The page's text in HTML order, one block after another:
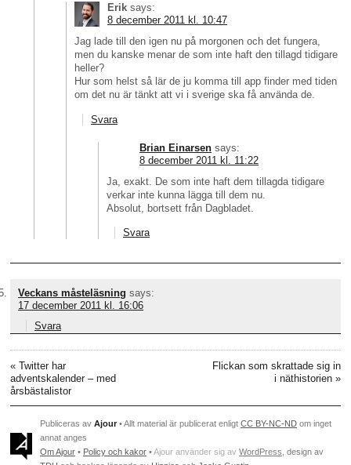
Erik says:
8 december 2011 kl. 10:47
Jag lade till den igen nu på morgonen och det fungera,
men du kanske menar de som inte haft den tillagd tidigare
heller?
Hur som helst så lär de ju komma till app finder med tiden
om det nu är tänkt att vi i sverige ska få använda de.
Svara
Brian Einarsen says:
8 december 2011 kl. 11:22
Ja, exakt. De som inte haft dem tillagda tidigare
verkar inte kunna lägga till dem nu.
Absolut, bortsett från Dagbladet.
Svara
Veckans måsteläsning says:
17 december 2011 kl. 16:06
Svara
« Twitter har
adventskalender – med
årsbästalistor
Flickan som skrattade sig in
i näthistorien »
Publiceras av Ajour • Allt material är publicerat enligt CC BY-NC-ND om inget
annat anges
Om Ajour • Policy och kakor •Ajour använder sig av WordPress , design av